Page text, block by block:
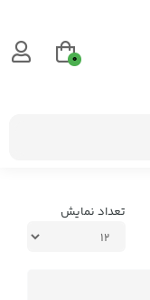
تعداد نمایش
0